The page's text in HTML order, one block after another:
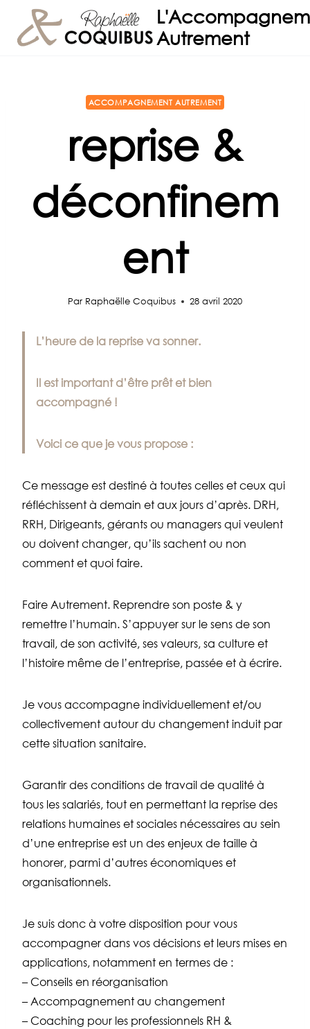
contenu
Autrement
ACCOMPAGNEMENT AUTREMENT
reprise &
déconfinem
ent
Par Raphaëlle Coquibus 28 avril 2020
L’heure de la reprise va sonner.
Il est important d’être prêt et bien
accompagné !
Voici ce que je vous propose :
Ce message est destiné à toutes celles et ceux qui
réfléchissent à demain et aux jours d’après. DRH,
RRH, Dirigeants, gérants ou managers qui veulent
ou doivent changer, qu’ils sachent ou non
comment et quoi faire.
Faire Autrement. Reprendre son poste & y
remettre l’humain. S’appuyer sur le sens de son
travail, de son activité, ses valeurs, sa culture et
l’histoire même de l’entreprise, passée et à écrire.
Je vous accompagne individuellement et/ou
collectivement autour du changement induit par
cette situation sanitaire.
Garantir des conditions de travail de qualité à
tous les salariés, tout en permettant la reprise des
relations humaines et sociales nécessaires au sein
d’une entreprise est un des enjeux de taille à
honorer, parmi d’autres économiques et
organisationnels.
Je suis donc à votre disposition pour vous
accompagner dans vos décisions et leurs mises en
applications, notamment en termes de :
– Conseils en réorganisation
– Accompagnement au changement
– Coaching pour les professionnels RH &